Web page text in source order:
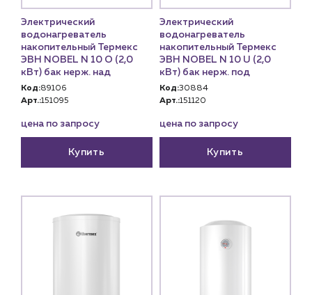
Электрический
водонагреватель
накопительный Термекс
ЭВН NOBEL N 10 O (2,0
кВт) бак нерж. над
Код:89106
Арт.:151095
цена по запросу
Купить
Электрический
водонагреватель
накопительный Термекс
ЭВН NOBEL N 10 U (2,0
кВт) бак нерж. под
Код:30884
Арт.:151120
цена по запросу
Купить